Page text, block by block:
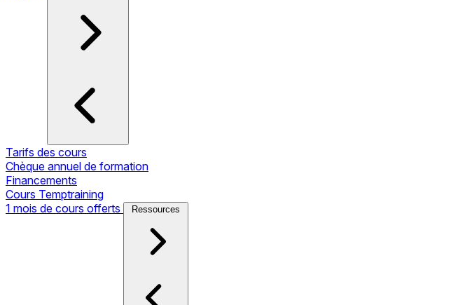
Tarifs des cours
Chèque annuel de formation
Financements
Cours Temptraining
1 mois de cours offerts
Ressources